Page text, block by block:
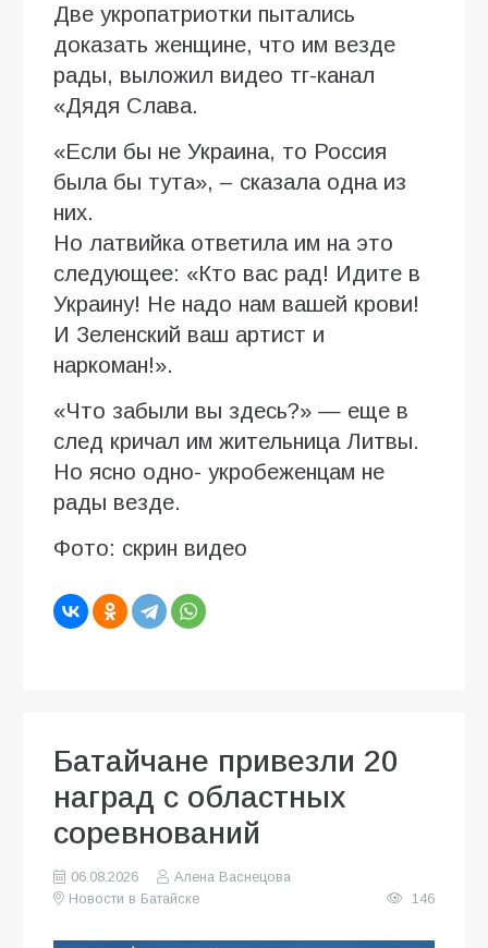
Две укропатриотки пытались
доказать женщине, что им везде
рады, выложил видео тг-канал
«Дядя Слава.
«Если бы не Украина, то Россия
была бы тута», – сказала одна из
них.
Но латвийка ответила им на это
следующее: «Кто вас рад! Идите в
Украину! Не надо нам вашей крови!
И Зеленский ваш артист и
наркоман!».
«Что забыли вы здесь?» — еще в
след кричал им жительница Литвы.
Но ясно одно- укробеженцам не
рады везде.
Фото: скрин видео
Батайчане привезли 20
наград с областных
соревнований
06.08.2026
Алена Васнецова
Новости в Батайске
146